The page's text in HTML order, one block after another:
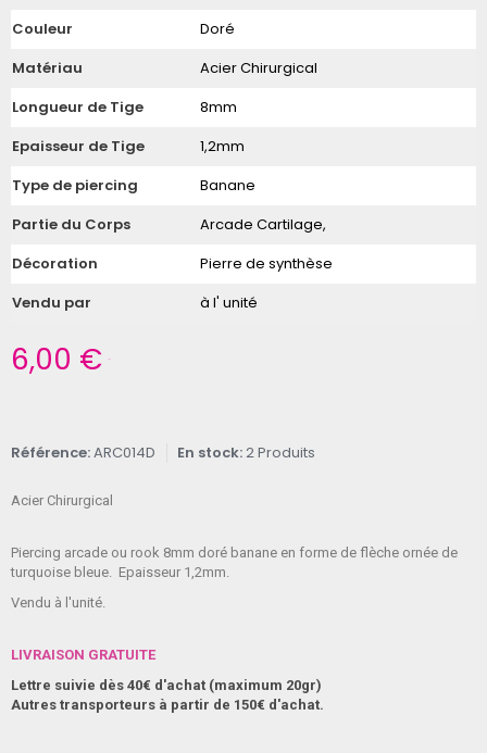
Couleur
Doré
Matériau
Acier Chirurgical
Longueur de Tige
8mm
Epaisseur de Tige
1,2mm
Type de piercing
Banane
Partie du Corps
Arcade Cartilage,
Décoration
Pierre de synthèse
Vendu par
à l' unité
6,00 €
Référence ARC014D En stock 2 Produits
Acier Chirurgical
Piercing arcade ou rook 8mm doré banane en forme de flèche ornée de
turquoise bleue. Epaisseur 1,2mm.
Vendu à l'unité.
LIVRAISON GRATUITE
Lettre suivie dès 40€ d'achat (maximum 20gr)
Autres transporteurs à partir de 150€ d'achat.